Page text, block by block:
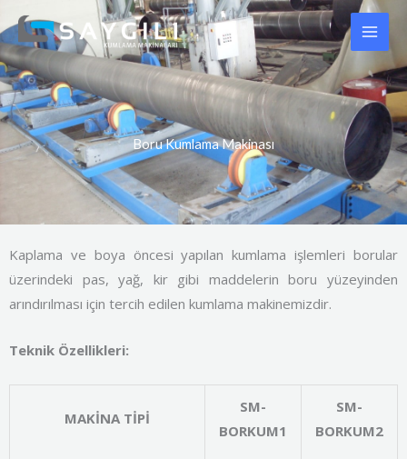
atla
Boru Kumlama Makinası
Kaplama ve boya öncesi yapılan kumlama işlemleri borular
üzerindeki pas, yağ, kir gibi maddelerin boru yüzeyinden
arındırılması için tercih edilen kumlama makinemizdir.
Teknik Özellikleri:
MAKİNA TİPİ
SM-
BORKUM1
SM-
BORKUM2